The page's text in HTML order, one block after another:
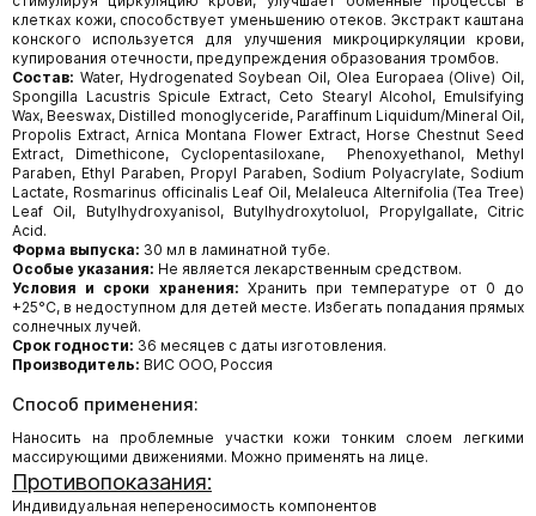
клетках кожи, способствует уменьшению отеков. Экстракт каштана
конского используется для улучшения микроциркуляции крови,
купирования отечности, предупреждения образования тромбов.
Состав: Water, Hydrogenated Soybean Oil, Olea Europaea (Olive) Oil,
Spongilla Lacustris Spicule Extract, Ceto Stearyl Alcohol, Emulsifying
Wax, Beeswax, Distilled monoglyceride, Paraffinum Liquidum/Mineral Oil,
Propolis Extract, Arnica Montana Flower Extract, Horse Chestnut Seed
Extract, Dimethicone, Cyclopentasiloxane, Phenoxyethanol, Methyl
Paraben, Ethyl Paraben, Propyl Paraben, Sodium Polyacrylate, Sodium
Lactate, Rosmarinus officinalis Leaf Oil, Melaleuca Alternifolia (Tea Tree)
Leaf Oil, Butylhydroxyanisol, Butylhydroxytoluol, Propylgallate, Citric
Acid.
Форма выпуска: 30 мл в ламинатной тубе.
Особые указания: Не является лекарственным средством.
Условия и сроки хранения: Хранить при температуре от 0 до
+25°С, в недоступном для детей месте. Избегать попадания прямых
солнечных лучей.
Срок годности: 36 месяцев с даты изготовления.
Производитель: ВИС ООО, Россия
Способ применения:
Наносить на проблемные участки кожи тонким слоем легкими
массирующими движениями. Можно применять на лице.
Противопоказания:
Индивидуальная непереносимость компонентов